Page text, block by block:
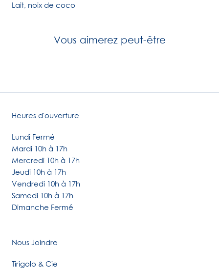
Lait, noix de coco
Vous aimerez peut-être
Heures d'ouverture
Lundi Fermé
Mardi 10h à 17h
Mercredi 10h à 17h
Jeudi 10h à 17h
Vendredi 10h à 17h
Samedi 10h à 17h
Dimanche Fermé
Nous Joindre
Tirigolo & Cie